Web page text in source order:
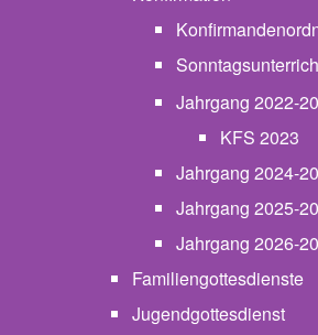
Jahrgang 2022-
KFS 2023
Jahrgang 2024-
Jahrgang 2025-
Jahrgang 2026-
Familiengottesdienste
Jugendgottesdienst